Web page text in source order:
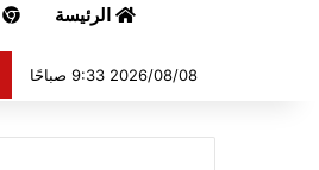
الرئيسة
2026/08/08 9:33 صباحًا